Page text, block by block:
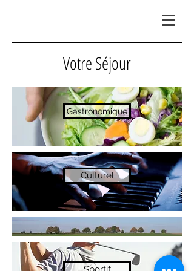
Votre Séjour
Gastronomique
Culturel